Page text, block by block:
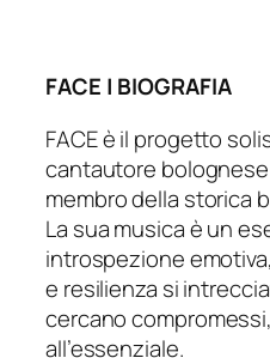
FACE | BIOGRAFIA
FACE è il progetto
cantautore
membro della storica
La sua musica è un
introspezione
e resilienza si
cercano
all’essenziale.